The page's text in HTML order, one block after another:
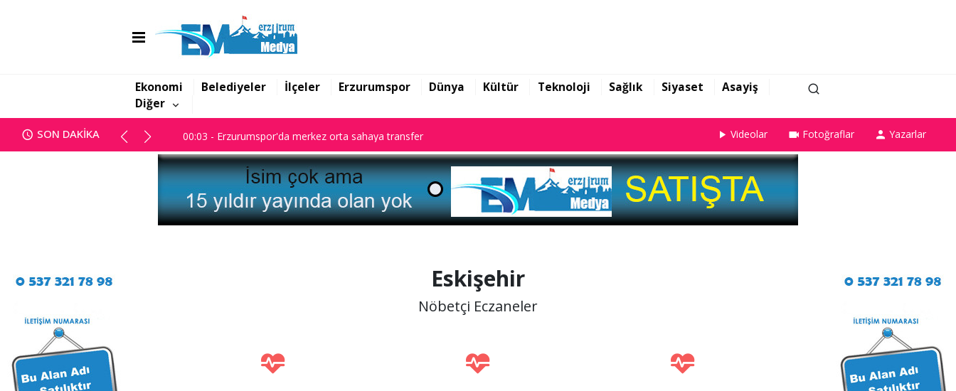
Ekonomi Belediyeler İlçeler Erzurumspor Dünya Kültür Teknoloji Sağlık Siyaset
Asayiş
Diğer
SON DAKİKA
00:03 - Erzurumspor'da merkez orta sahaya transfer
00:03 - Erzurumspor'da merkez orta sahaya transfer Videolar Fotoğraflar Yazarlar
Eskişehir
Nöbetçi Eczaneler